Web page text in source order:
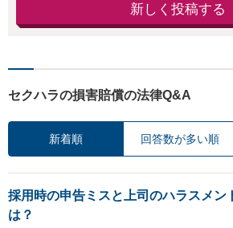
新しく投稿する
セクハラの損害賠償の法律Q&A
新着順 回答数が多い順
採用時の申告ミスと上司のハラスメン
は？